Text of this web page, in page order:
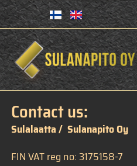
Contact us:
Sulalaatta / Sulanapito Oy
FIN VAT reg no: 3175158-7